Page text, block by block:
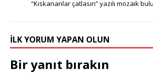
“Kıskananlar çatlasın” yazılı mozaik
İLK YORUM YAPAN OLUN
Bir yanıt bırakın